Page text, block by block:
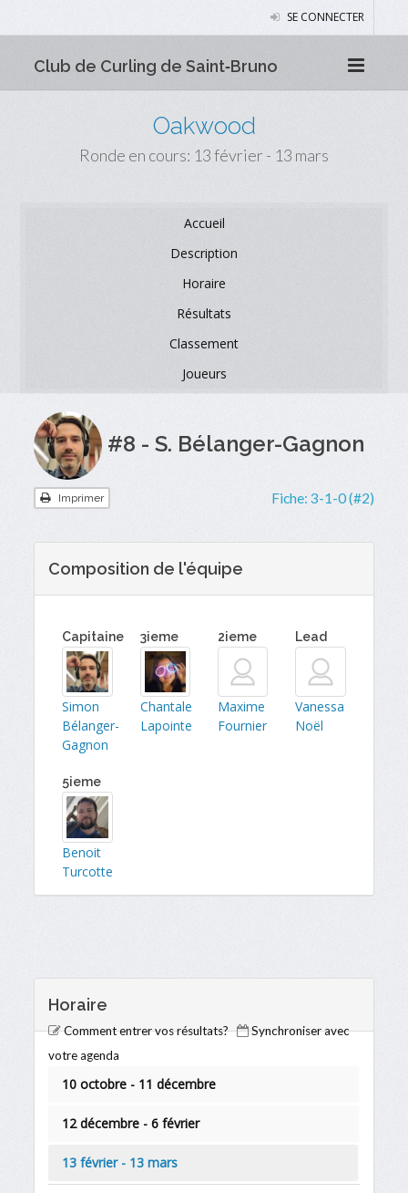
SE CONNECTER
Club de Curling de Saint‑Bruno
Oakwood
Ronde en cours: 13 février - 13 mars
Accueil
Description
Horaire
Résultats
Classement
Joueurs
#8 - S. Bélanger-Gagnon
Imprimer Fiche: 3-1-0 (#2)
Composition de l'équipe
Capitaine
Simon
Bélanger-
Gagnon
3ieme
Chantale
Lapointe
2ieme
Maxime
Fournier
Lead
Vanessa
Noël
5ieme
Benoit
Turcotte
Horaire
Comment entrer vos résultats?
Synchroniser avec
votre agenda
10 octobre - 11 décembre
12 décembre - 6 février
13 février - 13 mars